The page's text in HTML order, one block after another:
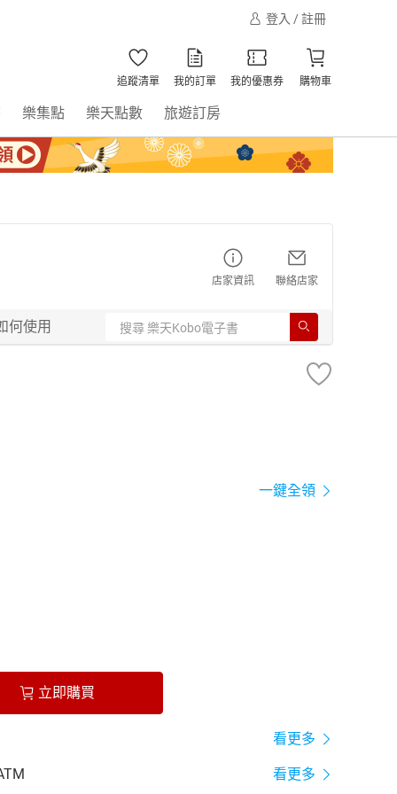
登入 / 註冊
追蹤清單 我的訂單 我的優惠券 購物車
樂集點 樂天點數 旅遊訂房
店家資訊 聯絡店家
何使用
一鍵全領
立即購買
看更多
看更多